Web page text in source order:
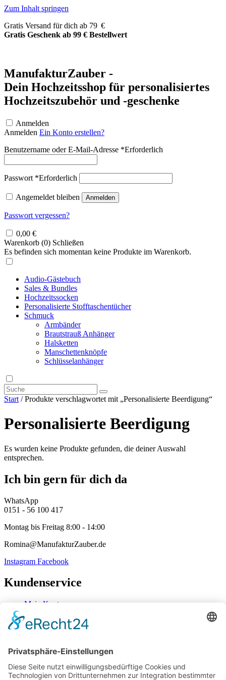
Zum Inhalt springen
Gratis Versand für dich ab 79 €
Gratis Geschenk ab 99 € Bestellwert
ManufakturZauber -
Dein Hochzeitsshop für personalisiertes
Hochzeitszubehör und -geschenke
Anmelden
Anmelden Ein Konto erstellen?
Benutzername oder E-Mail-Adresse *Erforderlich
Passwort *Erforderlich
Angemeldet bleiben Anmelden
Passwort vergessen?
0,00 €
Warenkorb (0) Schließen
Es befinden sich momentan keine Produkte im Warenkorb.
Audio-Gästebuch
Sales & Bundles
Hochzeitssocken
Personalisierte Stofftaschentücher
Schmuck
Armbänder
Brautstrauß Anhänger
Halsketten
Manschettenknöpfe
Schlüsselanhänger
Start / Produkte verschlagwortet mit „Personalisierte Beerdigung“
Personalisierte Beerdigung
Es wurden keine Produkte gefunden, die deiner Auswahl
entsprechen.
Ich bin gern für dich da
WhatsApp
0151 - 56 100 417
Montag bis Freitag 8:00 - 14:00
Romina@ManufakturZauber.de
Instagram Facebook
Kundenservice
Mein Konto
Zahlung & Versand
Widerrufsbelehrung
Mein Konto
Kontakt
Zahlung & Versand
Widerrufsbelehrung